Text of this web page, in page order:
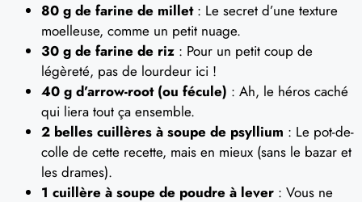
80 g de farine de millet: Le secret d’une texture
moelleuse, comme un petit nuage.
30 g de farine de riz : Pour un petit coup de
légèreté, pas de lourdeur ici !
40 g d’arrow-root (ou fécule) : Ah, le héros caché
qui liera tout ça ensemble.
2 belles cuillères à soupe de psyllium : Le pot-de-
colle de cette recette, mais en mieux (sans le bazar et
les drames).
1 cuillère à soupe de poudre à lever : Vous ne